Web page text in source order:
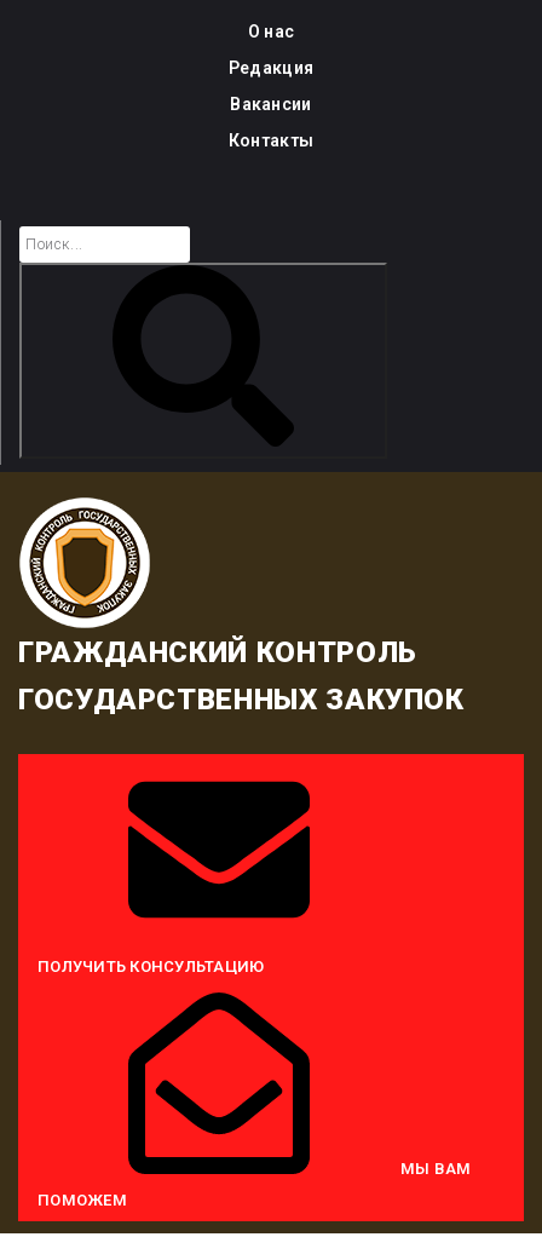
О нас
Редакция
Вакансии
Контакты
ГРАЖДАНСКИЙ КОНТРОЛЬ
ГОСУДАРСТВЕННЫХ ЗАКУПОК
ПОЛУЧИТЬ КОНСУЛЬТАЦИЮ
МЫ ВАМ
ПОМОЖЕМ